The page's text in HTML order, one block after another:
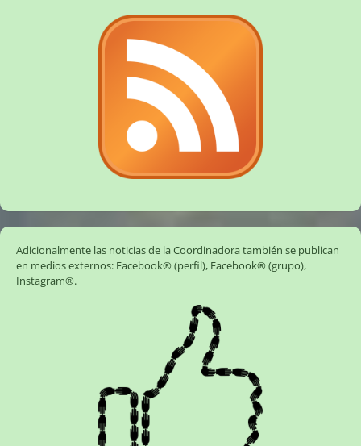
Adicionalmente las noticias de la Coordinadora también se publican
en medios externos: Facebook® (perfil), Facebook® (grupo),
Instagram®.